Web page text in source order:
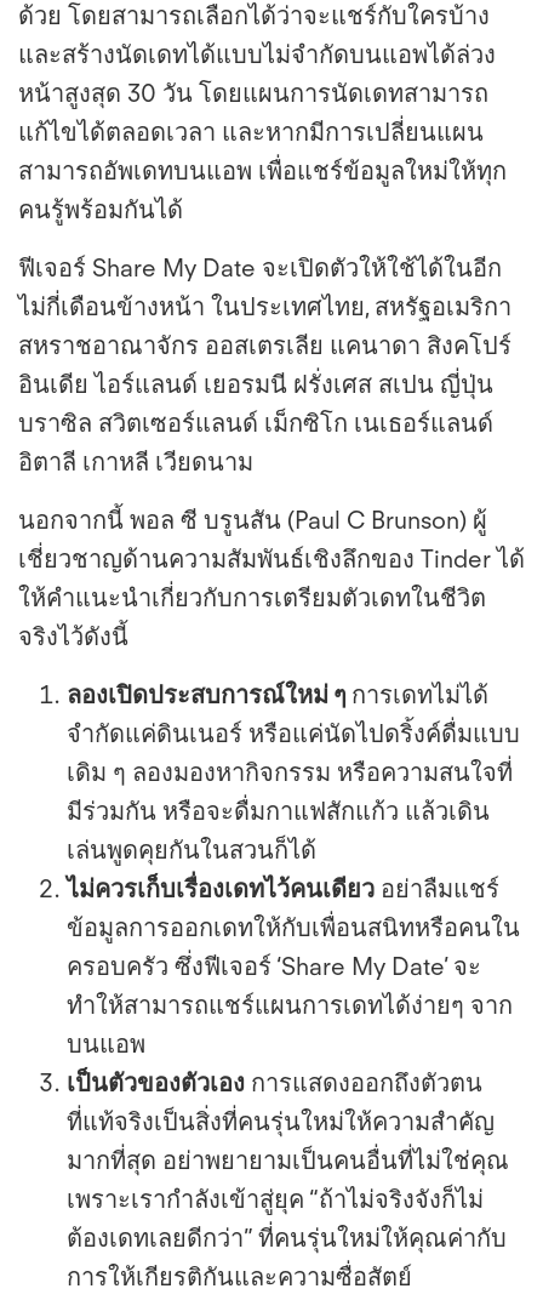
ด้วย โดยสามารถเลือกได้ว่าจะแชร์กับใครบ้าง
และสร้างนัดเดทได้แบบไม่จำกัดบนแอพได้ล่วง
หน้าสูงสุด 30 วัน โดยแผนการนัดเดทสามารถ
แก้ไขได้ตลอดเวลา และหากมีการเปลี่ยนแผน
สามารถอัพเดทบนแอพ เพื่อแชร์ข้อมูลใหม่ให้ทุก
คนรู้พร้อมกันได้
ฟีเจอร์ Share My Date จะเปิดตัวให้ใช้ได้ในอีก
ไม่กี่เดือนข้างหน้า ในประเทศไทย, สหรัฐอเมริกา
สหราชอาณาจักร ออสเตรเลีย แคนาดา สิงคโปร์
อินเดีย ไอร์แลนด์ เยอรมนี ฝรั่งเศส สเปน ญี่ปุ่น
บราซิล สวิตเซอร์แลนด์ เม็กซิโก เนเธอร์แลนด์
อิตาลี เกาหลี เวียดนาม
นอกจากนี้ พอล ซี บรูนสัน (Paul C Brunson) ผู้
เชี่ยวชาญด้านความสัมพันธ์เชิงลึกของ Tinder ได้
ให้คำแนะนำเกี่ยวกับการเตรียมตัวเดทในชีวิต
จริงไว้ดังนี้
ลองเปิดประสบการณ์ใหม่ ๆ การเดทไม่ได้
จำกัดแค่ดินเนอร์ หรือแค่นัดไปดริ้งค์ดื่มแบบ
เดิม ๆ ลองมองหากิจกรรม หรือความสนใจที่
มีร่วมกัน หรือจะดื่มกาแฟสักแก้ว แล้วเดิน
เล่นพูดคุยกันในสวนก็ได้
ไม่ควรเก็บเรื่องเดทไว้คนเดียว อย่าลืมแชร์
ข้อมูลการออกเดทให้กับเพื่อนสนิทหรือคนใน
ครอบครัว ซึ่งฟีเจอร์ ‘Share My Date’ จะ
ทำให้สามารถแชร์แผนการเดทได้ง่ายๆ จาก
บนแอพ
เป็นตัวของตัวเอง การแสดงออกถึงตัวตน
ที่แท้จริงเป็นสิ่งที่คนรุ่นใหม่ให้ความสำคัญ
มากที่สุด อย่าพยายามเป็นคนอื่นที่ไม่ใช่คุณ
เพราะเรากำลังเข้าสู่ยุค “ถ้าไม่จริงจังก็ไม่
ต้องเดทเลยดีกว่า” ที่คนรุ่นใหม่ให้คุณค่ากับ
การให้เกียรติกันและความซื่อสัตย์